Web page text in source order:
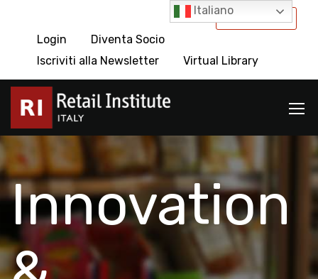
International
Login
Diventa Socio
Iscriviti alla Newsletter
Virtual Library
Innovation
Italiano